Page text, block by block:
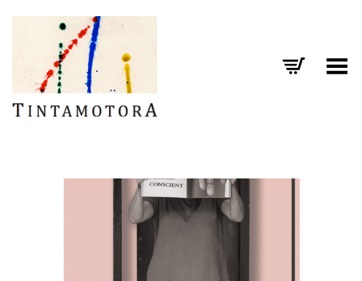
Toggle Menu